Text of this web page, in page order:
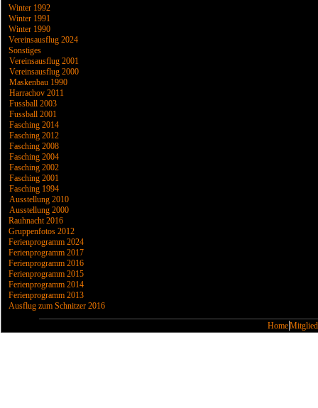
Winter 1992
Winter 1991
Winter 1990
Vereinsausflug 2024
Sonstiges
Vereinsausflug 2001
Vereinsausflug 2000
Maskenbau 1990
Harrachov 2011
Fussball 2003
Fussball 2001
Fasching 2014
Fasching 2012
Fasching 2008
Fasching 2004
Fasching 2002
Fasching 2001
Fasching 1994
Ausstellung 2010
Ausstellung 2000
Rauhnacht 2016
Gruppenfotos 2012
Ferienprogramm 2024
Ferienprogramm 2017
Ferienprogramm 2016
Ferienprogramm 2015
Ferienprogramm 2014
Ferienprogramm 2013
Ausflug zum Schnitzer 2016
Home